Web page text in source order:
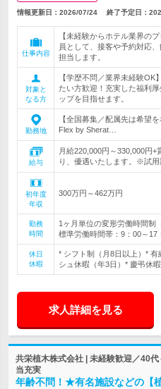
情報更新日：2026/07/24 終了予定日：
仕事内容
【未経験からホテル業界の
員として、接客や予約対応
担当します。
対象と
なる方
【学歴不問／業界未経験
たい方歓迎！充実した福利
ップを目指せます。
勤務地
【全国募集／配属先は希望
Flex by Sherat…
給与
月給220,000円～330,000円
り、優遇いたします。※試用
初年度
年収
300万円～462万円
勤務
時間
1ヶ月単位の変形労働時間制
標準労働時間帯：9：00～17
休日
休暇
* シフト制（月8日以上）*
シュ休暇（年3日）* 慶弔休
求人詳細を見る
共栄植木株式会社 | 未経験歓迎／40
当充実
年齢不問！★有名施設などの【